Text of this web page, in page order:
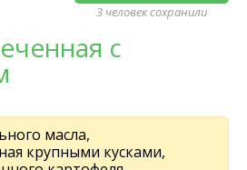
3 человек сохранили
с
масла,
крупными кусками,